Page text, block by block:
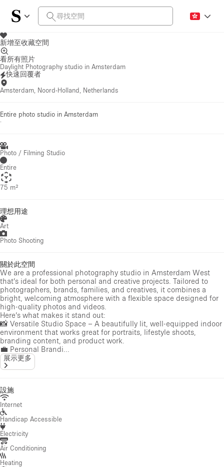
新增至收藏空間
看所有照片
Daylight Photography studio in Amsterdam
快速回覆者
Amsterdam, Noord-Holland, Netherlands
Entire photo studio in Amsterdam
·
Photo / Filming Studio
Entire
75 m²
理想用途
Art
Photo Shooting
關於此空間
We are a professional photography studio in Amsterdam West
that’s ideal for both personal and creative projects. Tailored to
photographers, brands, families, and creatives, it combines a
bright, welcoming atmosphere with a flexible space designed for
high-quality photos and videos.
Here’s what makes it stand out:
📸 Versatile Studio Space – A beautifully lit, well-equipped indoor
environment that works great for portraits, lifestyle shoots,
branding content, and product work.
💼 Personal Brandi...
展示更多
設施
Internet
Handicap Accessible
Electricity
Air Conditioning
Heating